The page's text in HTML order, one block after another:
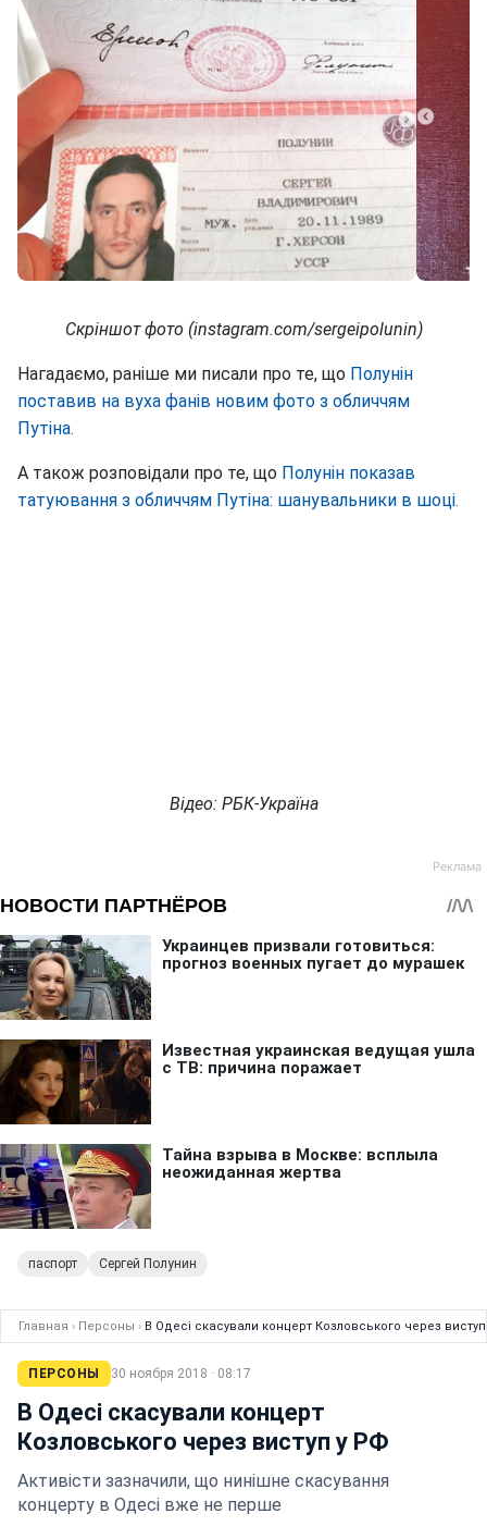
Скріншот фото (instagram.com/sergeipolunin)
Нагадаємо, раніше ми писали про те, що Полунін
поставив на вуха фанів новим фото з обличчям
Путіна.
А також розповідали про те, що Полунін показав
татуювання з обличчям Путіна: шанувальники в шоці.
Відео: РБК-Україна
паспорт Сергей Полунин
Главная › Персоны › В Одесі скасували концерт Козловського через
ПЕРСОНЫ 30 ноября 2018 · 08:17
В Одесі скасували концерт
Козловського через виступ у РФ
Активісти зазначили, що нинішне скасування
концерту в Одесі вже не перше